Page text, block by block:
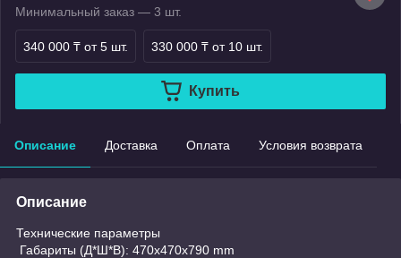
Минимальный заказ — 3 шт.
340 000 ₸ от 5 шт. 330 000 ₸ от 10 шт.
Купить
Описание Доставка Оплата Условия возврата
Описание
Технические параметры
Габариты (Д*Ш*В): 470x470x790 mm